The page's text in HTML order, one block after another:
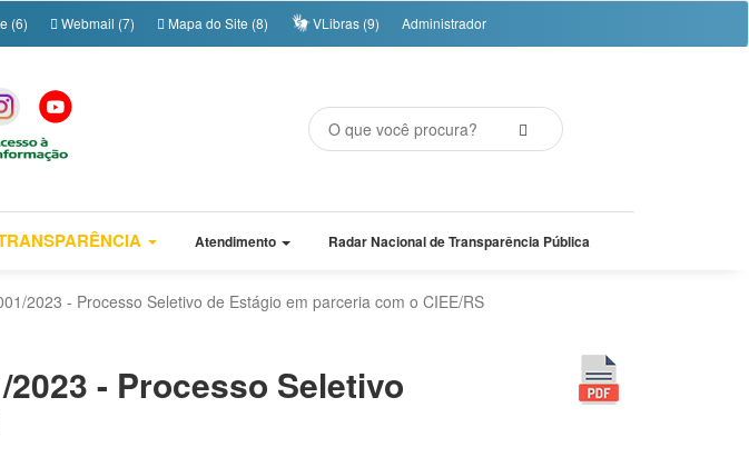
(6) Webmail (7) Mapa do Site (8) VLibras (9) Administrador
Atendimento Radar Nacional de Transparência Pública
2023 - Processo Seletivo de Estágio em parceria com o CIEE/RS
- Processo Seletivo